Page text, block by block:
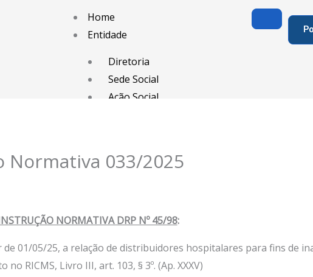
Home
Entidade
Diretoria
Sede Social
Ação Social
Contribuições
Filiação Sindical
Serviços
Normativa 033/2025
NORMATIVA DRP Nº 45/98:
01/05/25, a relação de distribuidores hospitalares para fins de
RICMS, Livro III, art. 103, § 3º. (Ap. XXXV)